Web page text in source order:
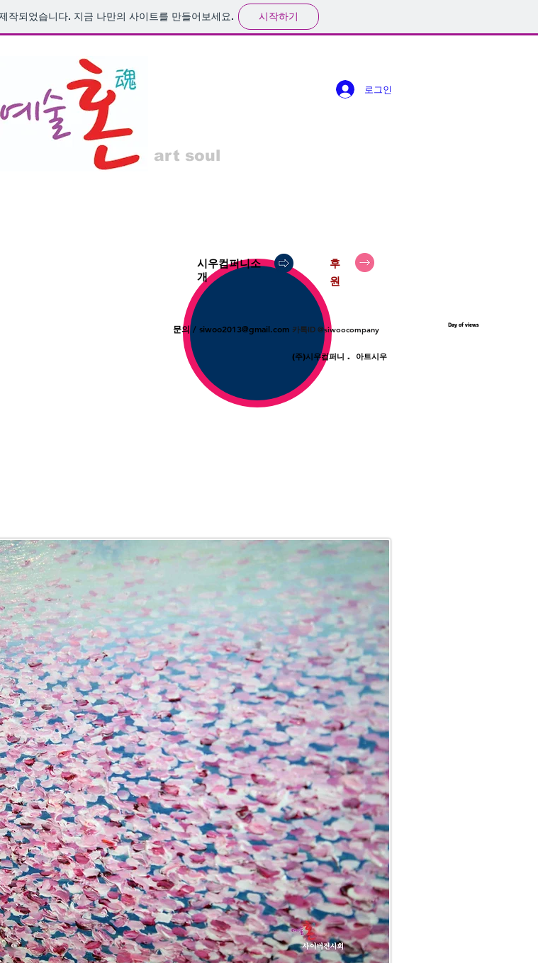
작되었습니다. 지금 나만의 사이트를 만들어보세요. 시작하기
art soul
로그인
시우컴퍼니소
개
후
원
문의 / siwoo2013@gmail.com 카톡ID @siwoocompany Day of views
(주)시우컴퍼니 . 아트시우